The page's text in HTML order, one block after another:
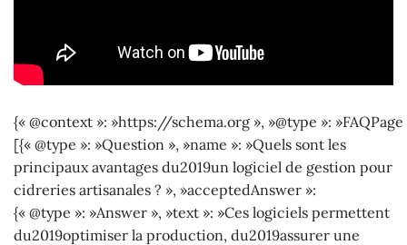
{« @context »: »https://schema.org », »@type »:
[{« @type »: »Question », »name »: »Quels sont les
principaux avantages du2019un logiciel de gestion pour
cidreries artisanales ? », »acceptedAnswer »:
{« @type »: »Answer », »text »: »Ces logiciels permettent
du2019optimiser la production, du2019assurer une